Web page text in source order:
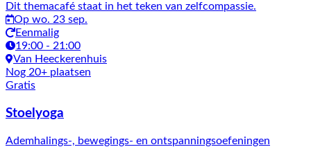
Dit themacafé staat in het teken van zelfcompassie.
Op wo. 23 sep.
Eenmalig
19:00 - 21:00
Van Heeckerenhuis
Nog 20+ plaatsen
Gratis
Stoelyoga
Ademhalings-, bewegings- en ontspanningsoefeningen